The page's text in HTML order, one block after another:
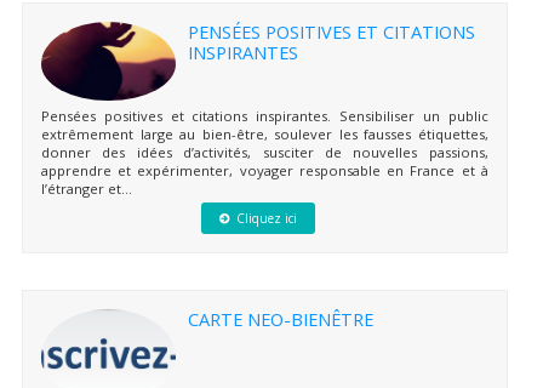
PENSÉES POSITIVES ET CITATIONS
INSPIRANTES
Pensées positives et citations inspirantes. Sensibiliser un public
extrêmement large au bien-être, soulever les fausses étiquettes,
donner des idées d’activités, susciter de nouvelles passions,
apprendre et expérimenter, voyager responsable en France et à
l’étranger et...
Cliquez ici
CARTE NEO-BIENÊTRE